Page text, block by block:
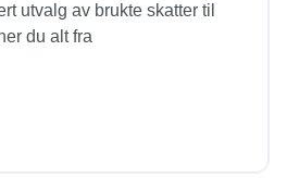
utvalg av brukte skatter til
du alt fra